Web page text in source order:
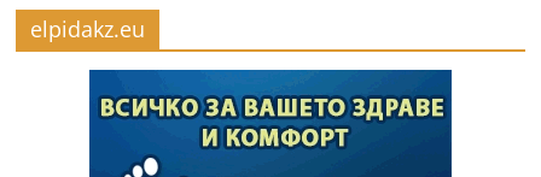
elpidakz.eu